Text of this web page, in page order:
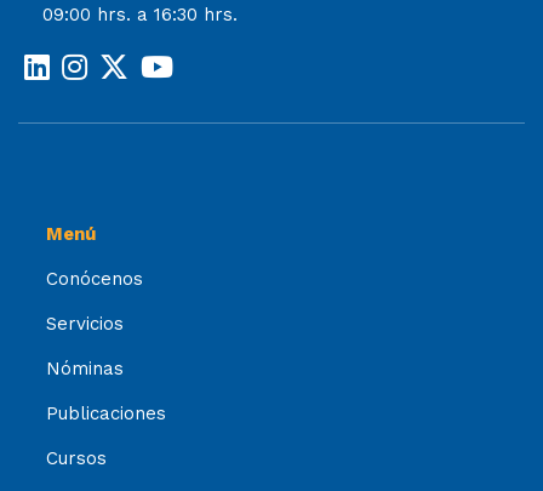
09:00 hrs. a 16:30 hrs.
Menú
Conócenos
Servicios
Nóminas
Publicaciones
Cursos